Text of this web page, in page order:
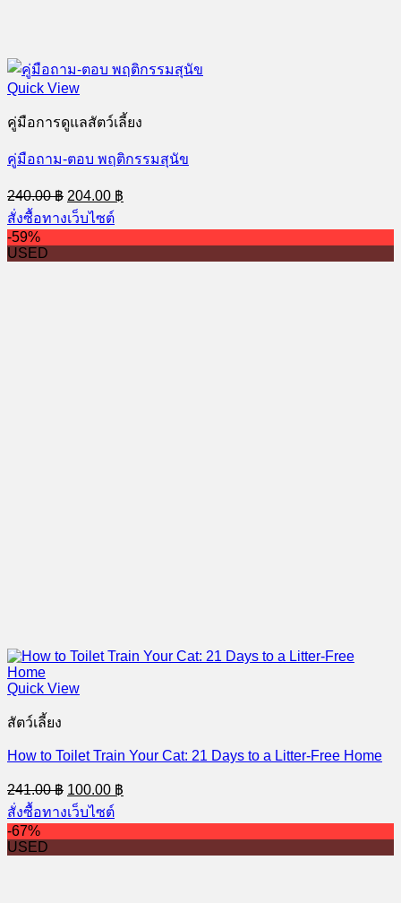
Quick View
คู่มือการดูแลสัตว์เลี้ยง
คู่มือถาม-ตอบ พฤติกรรมสุนัข
240.00฿ Original
price
was:
240.00 ฿.
204.00 ฿
price
204.00 ฿.
สั่งซื้อทางเว็บไซต์
-59%
USED
Quick View
สัตว์เลี้ยง
How to Toilet Train Your Cat: 21 Days to a Litter-Free Home
241.00฿ Original
price
was:
241.00 ฿.
100.00 ฿
price
100.00 ฿.
สั่งซื้อทางเว็บไซต์
-67%
USED